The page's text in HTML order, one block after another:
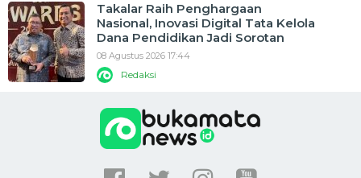
Takalar Raih Penghargaan
Nasional, Inovasi Digital Tata Kelola
Dana Pendidikan Jadi Sorotan
08 Agustus 2026 17:44
Redaksi